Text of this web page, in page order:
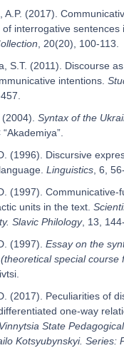
A.P. (2017).
interrogative sentences
, 20(20), 100-113.
S.T. (2011). Discourse
intentions.
(2004). Syntax of the
(1996). Discursive
Linguistics, 6,
(1997). Communicative-
units in the text.
Slavic Philology, 13,
(1997). Essay on the
special course
(2017). Peculiarities of
one-way
State
Kotsyubynskyi. Series: